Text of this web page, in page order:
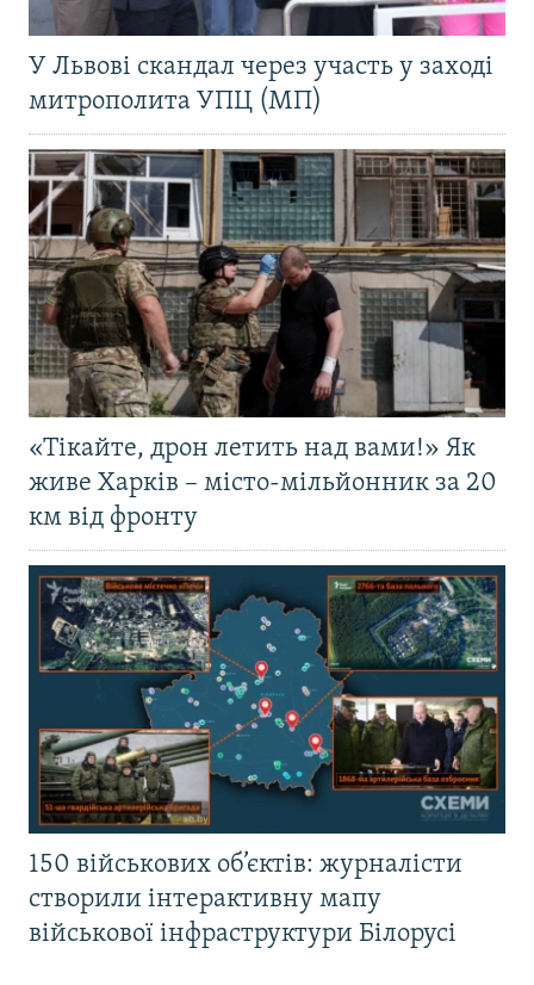
У Львові скандал через участь у заході
митрополита УПЦ (МП)
«Тікайте, дрон летить над вами!» Як
живе Харків – місто-мільйонник за 20
км від фронту
150 військових об’єктів: журналісти
створили інтерактивну мапу
військової інфраструктури Білорусі